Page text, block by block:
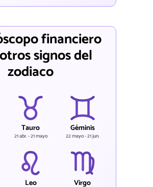
financiero
signos del
zodiaco
Tauro
21 abr. - 21 mayo
Géminis
22 mayo - 21 jun.
Leo Virgo